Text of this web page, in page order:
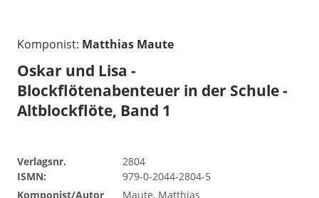
Komponist: Matthias Maute
Oskar und Lisa -
Blockflötenabenteuer in der Schule -
Altblockflöte, Band 1
Verlagsnr.
2804
ISMN:
979-0-2044-2804-5
Komponist/Autor
Maute, Matthias